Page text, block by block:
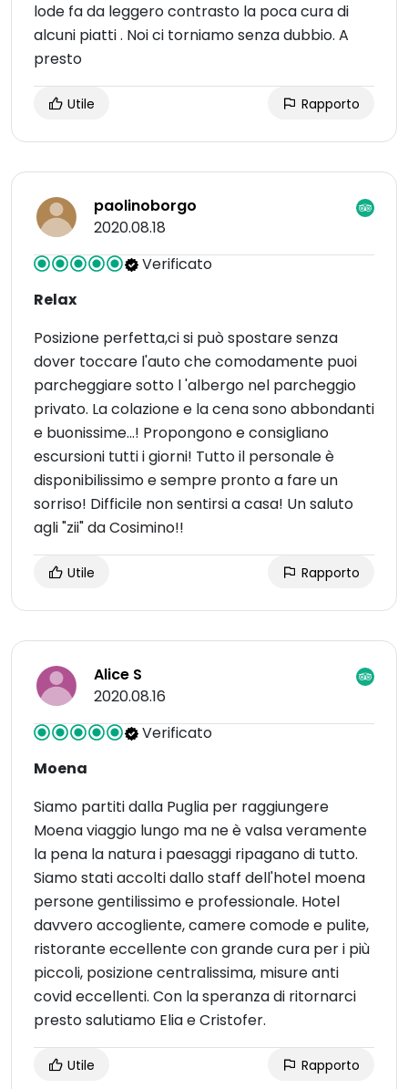
lode fa da leggero contrasto la poca cura di
alcuni piatti . Noi ci torniamo senza dubbio. A
presto
Utile Rapporto
paolinoborgo
2020.08.18
Verificato
Relax
Posizione perfetta,ci si può spostare senza
dover toccare l'auto che comodamente puoi
parcheggiare sotto l 'albergo nel parcheggio
privato. La colazione e la cena sono abbondanti
e buonissime...! Propongono e consigliano
escursioni tutti i giorni! Tutto il personale è
disponibilissimo e sempre pronto a fare un
sorriso! Difficile non sentirsi a casa! Un saluto
agli "zii" da Cosimino!!
Utile Rapporto
Alice S
2020.08.16
Verificato
Moena
Siamo partiti dalla Puglia per raggiungere
Moena viaggio lungo ma ne è valsa veramente
la pena la natura i paesaggi ripagano di tutto.
Siamo stati accolti dallo staff dell'hotel moena
persone gentilissimo e professionale. Hotel
davvero accogliente, camere comode e pulite,
ristorante eccellente con grande cura per i più
piccoli, posizione centralissima, misure anti
covid eccellenti. Con la speranza di ritornarci
presto salutiamo Elia e Cristofer.
Utile Rapporto